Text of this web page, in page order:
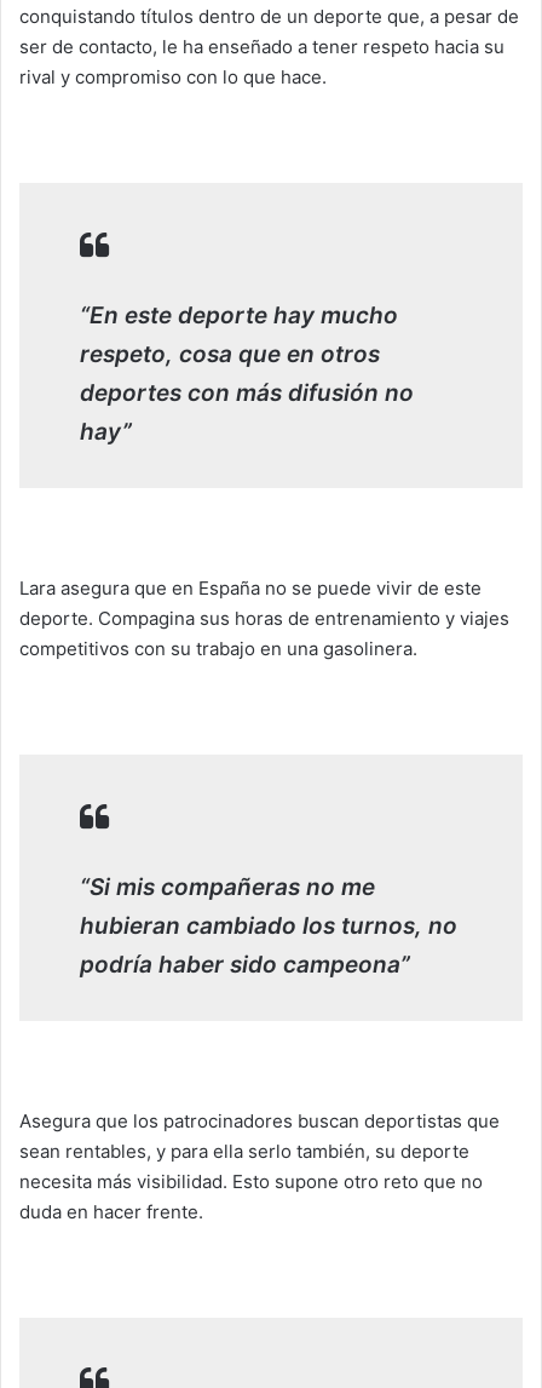
conquistando títulos dentro de un deporte que, a pesar de
ser de contacto, le ha enseñado a tener respeto hacia su
rival y compromiso con lo que hace.
“En este deporte hay mucho
respeto, cosa que en otros
deportes con más difusión no
hay”
Lara asegura que en España no se puede vivir de este
deporte. Compagina sus horas de entrenamiento y viajes
competitivos con su trabajo en una gasolinera.
“Si mis compañeras no me
hubieran cambiado los turnos, no
podría haber sido campeona”
Asegura que los patrocinadores buscan deportistas que
sean rentables, y para ella serlo también, su deporte
necesita más visibilidad. Esto supone otro reto que no
duda en hacer frente.